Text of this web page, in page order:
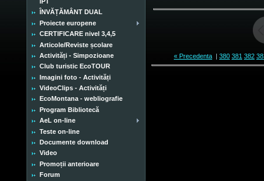
ÎNVĂȚĂMÂNT DUAL
Proiecte europene
CERTIFICARE nivel 3,4,5
Articole/Reviste școlare
Activități - Simpozioane
Club turistic EcoTOUR
Imagini foto - Activități
VideoClips - Activități
EcoMontana - webliografie
Program Bibliotecă
AeL on-line
Teste on-line
Documente download
Video
Promoții anterioare
Forum
« Precedenta | 380 381 382